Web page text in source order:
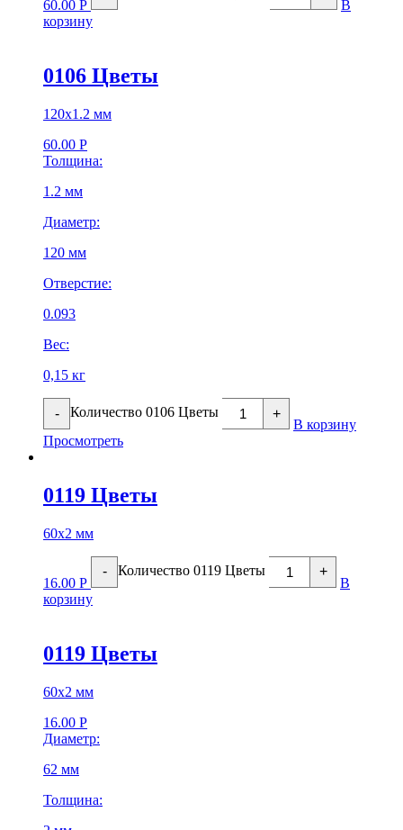
60.00 Р
В
корзину
0106 Цветы
120х1.2 мм
60.00 Р
Толщина:
1.2 мм
Диаметр:
120 мм
Отверстие:
0.093
Вес:
0,15 кг
- Количество 0106 Цветы +
В корзину
Просмотреть
0119 Цветы
60х2 мм
16.00 Р
- Количество 0119 Цветы +
В
корзину
0119 Цветы
60х2 мм
16.00 Р
Диаметр:
62 мм
Толщина: